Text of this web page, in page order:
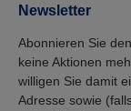
Newsletter
Abonnieren Sie
keine Aktionen
willigen Sie damit
Adresse sowie